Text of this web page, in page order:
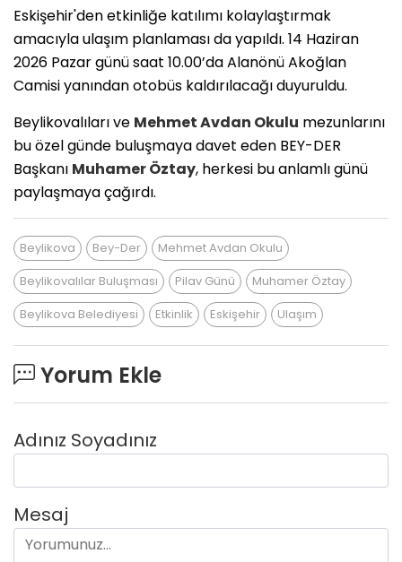
​Eskişehir'den etkinliğe katılımı kolaylaştırmak
amacıyla ulaşım planlaması da yapıldı. 14 Haziran
2026 Pazar günü saat 10.00’da Alanönü Akoğlan
Camisi yanından otobüs kaldırılacağı duyuruldu.
​Beylikovalıları ve Mehmet Avdan Okulu mezunlarını
bu özel günde buluşmaya davet eden BEY-DER
Başkanı Muhamer Öztay, herkesi bu anlamlı günü
paylaşmaya çağırdı.
Beylikova Bey-Der
Mehmet Avdan Okulu
Beylikovalılar Buluşması
Pilav Günü
Muhamer Öztay
Beylikova Belediyesi
Etkinlik Eskişehir Ulaşım
Yorum Ekle
Adınız Soyadınız
Mesaj